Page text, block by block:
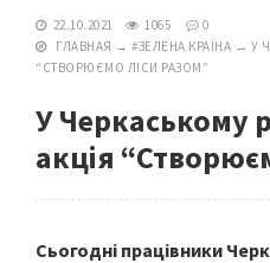
22.10.2021 1065
0
ГЛАВНАЯ → #ЗЕЛЕНА КРАЇНА → У
“СТВОРЮЄМО ЛІСИ РАЗОМ”
У Черкаському
акція
Сьогодні працівники